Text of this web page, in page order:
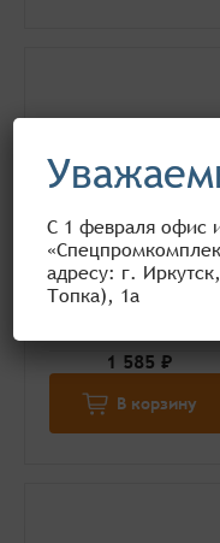
Строп цепной ВЦк
3,15тн / 2000мм
1 585 ₽
В корзину
С 1 февраля офис
адресу: г.
Топка), 1а